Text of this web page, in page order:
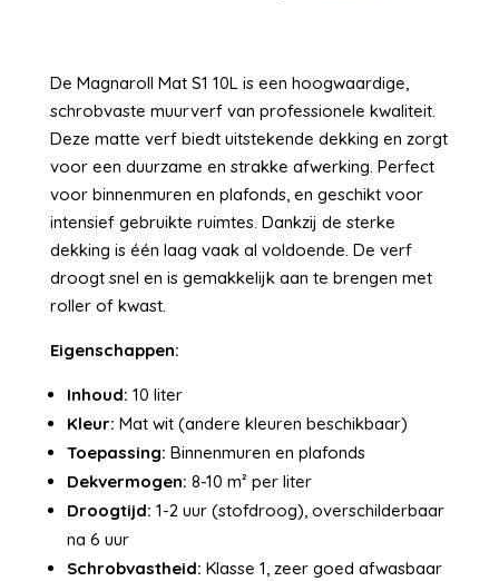
De Magnaroll Mat S1 10L is een hoogwaardige,
schrobvaste muurverf van professionele kwaliteit.
Deze matte verf biedt uitstekende dekking en zorgt
voor een duurzame en strakke afwerking. Perfect
voor binnenmuren en plafonds, en geschikt voor
intensief gebruikte ruimtes. Dankzij de sterke
dekking is één laag vaak al voldoende. De verf
droogt snel en is gemakkelijk aan te brengen met
roller of kwast.
Eigenschappen:
Inhoud: 10 liter
Kleur: Mat wit (andere kleuren beschikbaar)
Toepassing: Binnenmuren en plafonds
Dekvermogen: 8-10 m² per liter
Droogtijd: 1-2 uur (stofdroog), overschilderbaar
na 6 uur
Schrobvastheid: Klasse 1, zeer goed afwasbaar